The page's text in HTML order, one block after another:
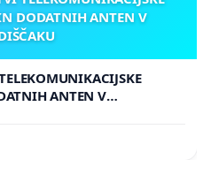
DODATNIH ANTEN V
ANTEN V